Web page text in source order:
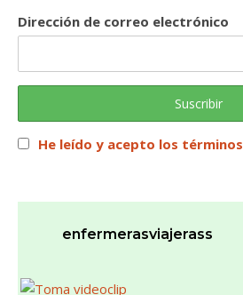
Dirección de correo electrónico
He leído y acepto los
enfermerasviajerass